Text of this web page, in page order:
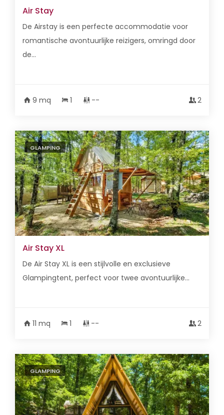
Air Stay
De Airstay is een perfecte accommodatie voor
romantische avontuurlijke reizigers, omringd door
de...
9 mq 1 -- 2
GLAMPING
Air Stay XL
De Air Stay XL is een stijlvolle en exclusieve
Glampingtent, perfect voor twee avontuurlijke...
11 mq 1 -- 2
GLAMPING